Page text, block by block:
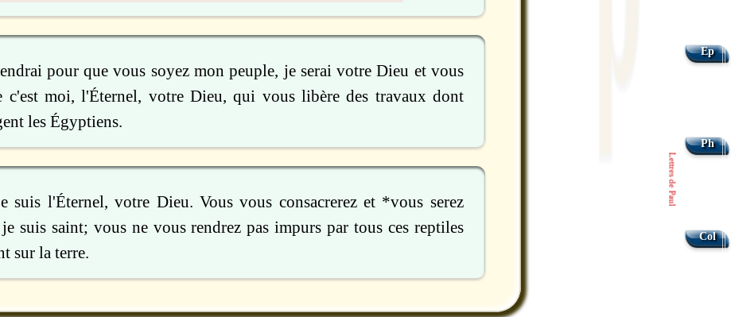
pour que vous soyez mon peuple, je serai votre Dieu et vous
c'est moi, l'Éternel, votre Dieu, qui vous libère des travaux dont
les Égyptiens.
suis l'Éternel, votre Dieu. Vous vous consacrerez et *vous serez
suis saint; vous ne vous rendrez pas impurs par tous ces reptiles
sur la terre.
Ep
Ph
Col
Lettres de Paul